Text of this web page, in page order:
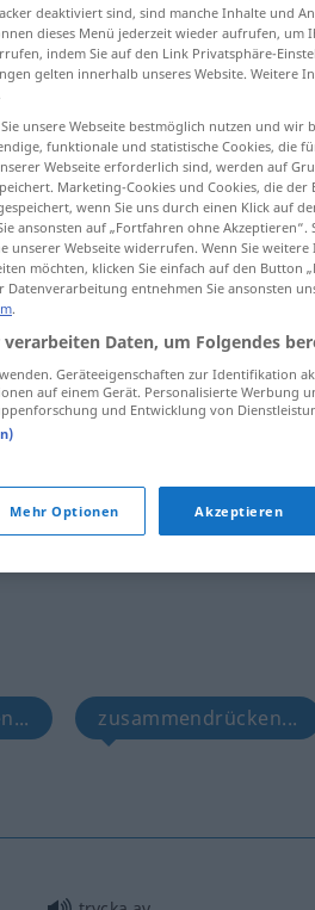
trycka
trycka TYPO
zusammendrücken...
deaktiviert sind, sind manche Inhalte und
dieses Menü jederzeit wieder aufrufen, um
indem Sie auf den Link Privatsphäre-
gelten innerhalb unseres Website. Weitere
unsere Webseite bestmöglich nutzen und wir
funktionale und statistische Cookies, die
Webseite erforderlich sind, werden auf
Marketing-Cookies und Cookies, die
wenn Sie uns durch einen Klick auf
ansonsten auf „Fortfahren ohne
unserer Webseite widerrufen. Wenn Sie
möchten, klicken Sie einfach auf den Button
Datenverarbeitung entnehmen Sie ansonsten
.
Daten, um Folgendes
Geräteeigenschaften zur Identifikation
auf einem Gerät. Personalisierte Werbung
und Entwicklung von
Mehr Optionen Akzeptieren